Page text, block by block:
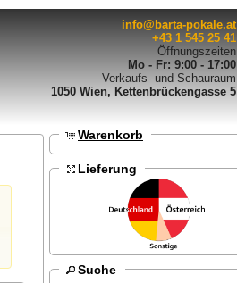
info@barta-pokale.at
+43 1 545 25 41
Öffnungszeiten
Mo - Fr: 9:00 - 17:00
Verkaufs- und Schauraum
1050 Wien, Kettenbrückengasse 5
Warenkorb
Lieferung
Suche